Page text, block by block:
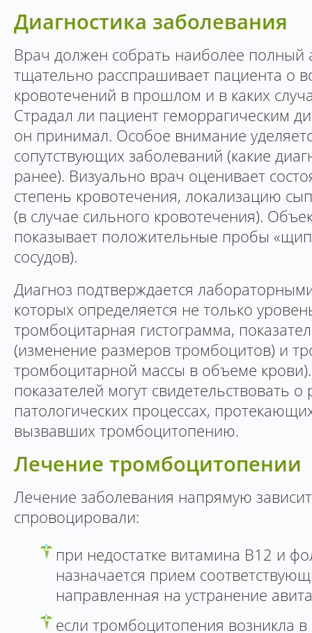
Диагностика заболевания
Врач должен собрать наиболее полный
тщательно расспрашивает пациента о
кровотечений в прошлом и в каких
Страдал ли пациент геморрагическим
он принимал. Особое внимание
сопутствующих заболеваний (какие
ранее). Визуально врач оценивает
степень кровотечения, локализацию
(в случае сильного кровотечения).
показывает положительные пробы
сосудов).
Диагноз подтверждается
которых определяется не только
тромбоцитарная гистограмма,
(изменение размеров тромбоцитов) и
тромбоцитарной массы в объеме
показателей могут свидетельствовать
патологических процессах,
вызвавших тромбоцитопению.
Лечение тромбоцитопении
Лечение заболевания напрямую
спровоцировали:
при недостатке витамина В12 и
назначается прием
направленная на устранение
если тромбоцитопения возникла